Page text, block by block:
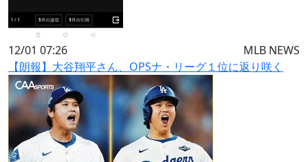
12/01 07:26
MLB NEWS
【朗報】大谷翔平さん、OPSナ・リーグ１位に返り咲く